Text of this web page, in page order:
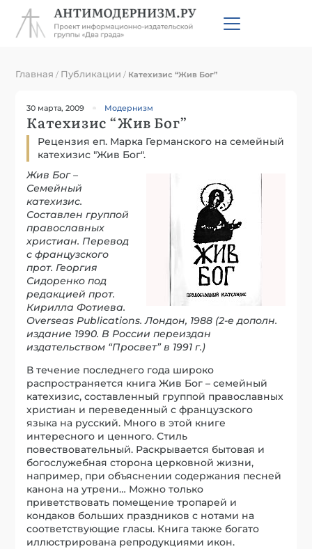
Главная / Публикации / Катехизис “Жив Бог”
30 марта, 2009 Модернизм
Катехизис “Жив Бог”
Рецензия еп. Марка Германского на семейный
катехизис "Жив Бог".
Жив Бог –
Семейный
катехизис.
Составлен группой
православных
христиан. Перевод
с французского
прот. Георгия
Сидоренко под
редакцией прот.
Кирилла Фотиева.
Overseas Publications. Лондон, 1988 (2-е дополн.
издание 1990. В России переиздан
издательством “Просвет” в 1991 г.)
В течение последнего года широко
распространяется книга Жив Бог – семейный
катехизис, составленный группой православных
христиан и переведенный с французского
языка на русский. Много в этой книге
интересного и ценного. Стиль
повествовательный. Раскрывается бытовая и
богослужебная сторона церковной жизни,
например, при объяснении содержания песней
канона на утрени… Можно только
приветствовать помещение тропарей и
кондаков больших праздников с нотами на
соответствующие гласы. Книга также богато
иллюстрирована репродукциями икон.